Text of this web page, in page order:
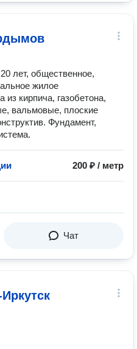
лет, общественное,
жилое
кирпича, газобетона,
вальмовые, плоские
Фундамент,
200 ₽ / метр
Чат